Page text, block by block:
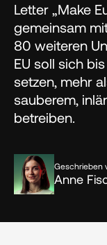
Letter „Make
gemeinsam
80 weiteren
EU soll sich
setzen, mehr
sauberem,
betreiben.
Geschrieben
Anne